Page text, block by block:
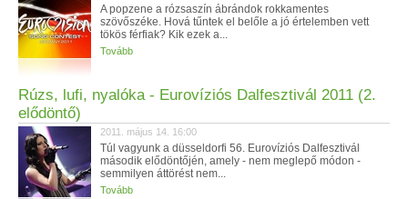
A popzene a rózsaszín ábrándok rokkamentes
szövőszéke. Hová tűntek el belőle a jó értelemben vett
tökös férfiak? Kik ezek a...
Tovább
Rúzs, lufi, nyalóka - Eurovíziós Dalfesztivál 2011 (2.
elődöntő)
2011. május 14. 16:00
Túl vagyunk a düsseldorfi 56. Eurovíziós Dalfesztivál
második elődöntőjén, amely - nem meglepő módon -
semmilyen áttörést nem...
Tovább